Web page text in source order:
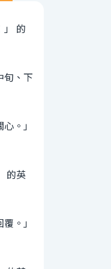
」 的
旬、下
。」
的英
。」